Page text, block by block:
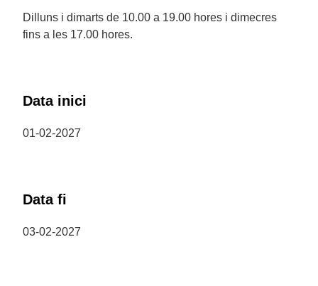
Dilluns i dimarts de 10.00 a 19.00 hores i dimecres
fins a les 17.00 hores.
Data inici
01-02-2027
Data fi
03-02-2027